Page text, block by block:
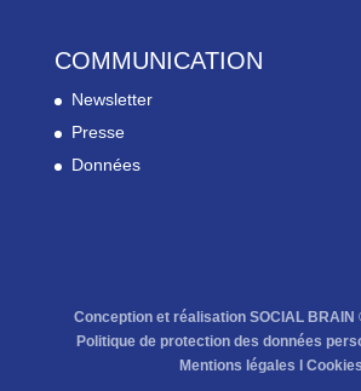
COMMUNICATION
Newsletter
Presse
Données
Conception et réalisation SOCIAL
Politique de protection des données
Mentions légales l Cookies